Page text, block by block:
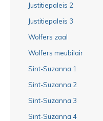
Justitiepaleis 2
Justitiepaleis 3
Wolfers zaal
Wolfers meubilair
Sint-Suzanna 1
Sint-Suzanna 2
Sint-Suzanna 3
Sint-Suzanna 4